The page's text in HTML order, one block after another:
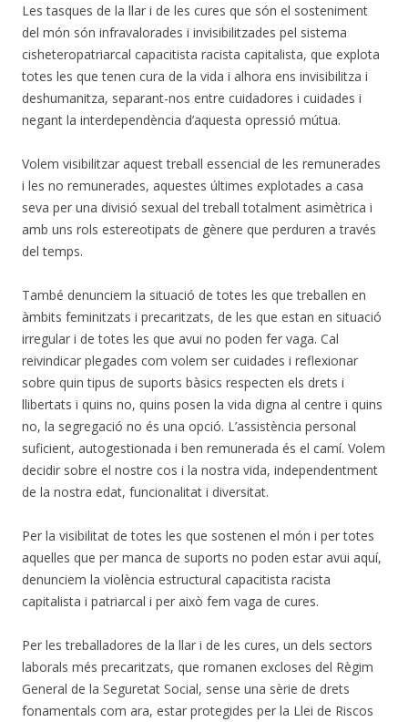
Les tasques de la llar i de les cures que són el sosteniment
del món són infravalorades i invisibilitzades pel sistema
cisheteropatriarcal capacitista racista capitalista, que explota
totes les que tenen cura de la vida i alhora ens invisibilitza i
deshumanitza, separant-nos entre cuidadores i cuidades i
negant la interdependència d’aquesta opressió mútua.
Volem visibilitzar aquest treball essencial de les remunerades
i les no remunerades, aquestes últimes explotades a casa
seva per una divisió sexual del treball totalment asimètrica i
amb uns rols estereotipats de gènere que perduren a través
del temps.
També denunciem la situació de totes les que treballen en
àmbits feminitzats i precaritzats, de les que estan en situació
irregular i de totes les que avui no poden fer vaga. Cal
reivindicar plegades com volem ser cuidades i reflexionar
sobre quin tipus de suports bàsics respecten els drets i
llibertats i quins no, quins posen la vida digna al centre i quins
no, la segregació no és una opció. L’assistència personal
suficient, autogestionada i ben remunerada és el camí. Volem
decidir sobre el nostre cos i la nostra vida, independentment
de la nostra edat, funcionalitat i diversitat.
Per la visibilitat de totes les que sostenen el món i per totes
aquelles que per manca de suports no poden estar avui aquí,
denunciem la violència estructural capacitista racista
capitalista i patriarcal i per això fem vaga de cures.
Per les treballadores de la llar i de les cures, un dels sectors
laborals més precaritzats, que romanen excloses del Règim
General de la Seguretat Social, sense una sèrie de drets
fonamentals com ara, estar protegides per la Llei de Riscos